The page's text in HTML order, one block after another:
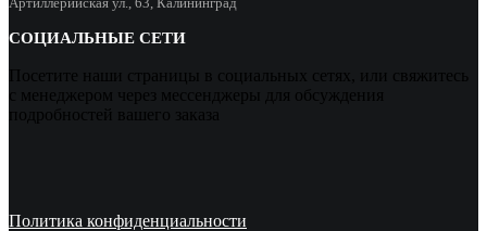
СОЦИАЛЬНЫЕ СЕТИ
Посетите наши страницы в социальных сетях, или свяжитесь
с менеджером через мессенджеры для обсуждения
подробностей вашего заказа
Политика конфиденциальности